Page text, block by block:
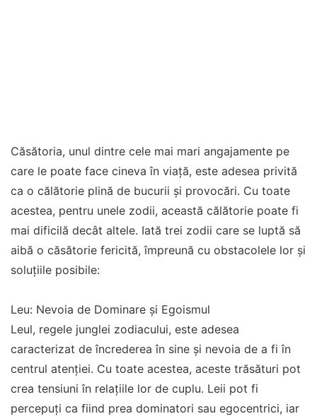
Căsătoria, unul dintre cele mai mari angajamente pe
care le poate face cineva în viață, este adesea privită
ca o călătorie plină de bucurii și provocări. Cu toate
acestea, pentru unele zodii, această călătorie poate fi
mai dificilă decât altele. Iată trei zodii care se luptă să
aibă o căsătorie fericită, împreună cu obstacolele lor și
soluțiile posibile:
Leu: Nevoia de Dominare și Egoismul
Leul, regele junglei zodiacului, este adesea
caracterizat de încrederea în sine și nevoia de a fi în
centrul atenției. Cu toate acestea, aceste trăsături pot
crea tensiuni în relațiile lor de cuplu. Leii pot fi
percepuți ca fiind prea dominatori sau egocentrici, iar